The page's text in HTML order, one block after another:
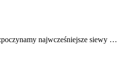
najwcześniejsze siewy …